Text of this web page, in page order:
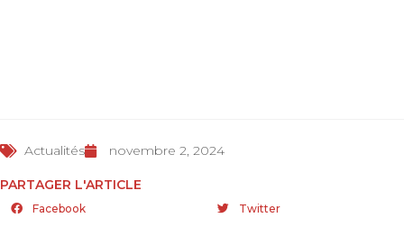
Actualités novembre 2, 2024
PARTAGER L'ARTICLE
Facebook Twitter